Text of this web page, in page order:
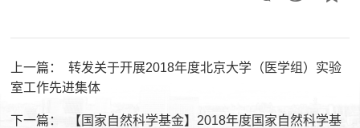
上一篇：
转发关于开展2018年度北京大学（医学组）实验
室工作先进集体
下一篇：
【国家自然科学基金】2018年度国家自然科学基